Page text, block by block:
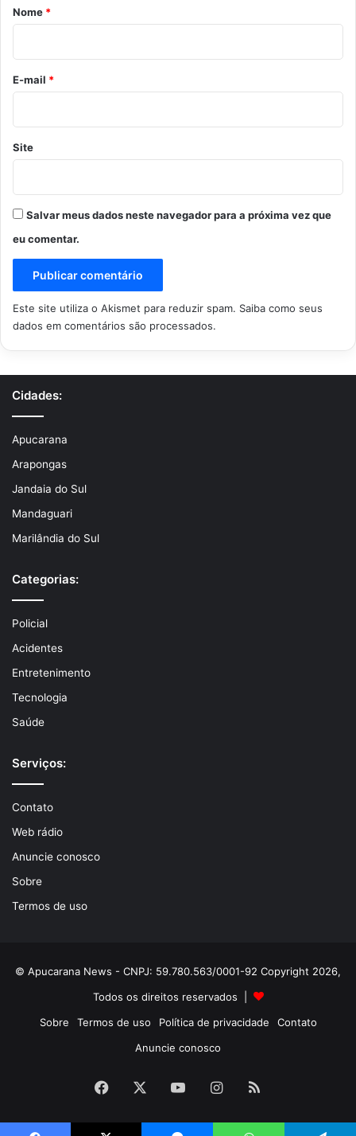
r
o
*
Nome *
E-mail *
Site
Salvar meus dados neste navegador para a próxima vez que
eu comentar.
Este site utiliza o Akismet para reduzir spam. Saiba como seus
dados em comentários são processados.
Cidades:
Apucarana
Arapongas
Jandaia do Sul
Mandaguari
Marilândia do Sul
Categorias:
Policial
Acidentes
Entretenimento
Tecnologia
Saúde
Serviços:
Contato
Web rádio
Anuncie conosco
Sobre
Termos de uso
© Apucarana News - CNPJ: 59.780.563/0001-92 Copyright 2026,
Todos os direitos reservados |
Sobre
Termos de uso Política de privacidade
Contato
Anuncie conosco
Facebook YouTubeInstagram
RSS